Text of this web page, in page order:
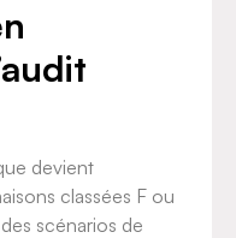
devient
classées F ou
scénarios de